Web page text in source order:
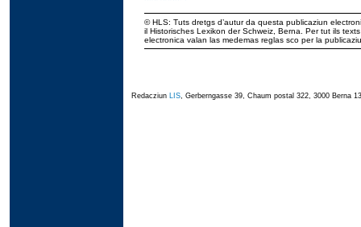
© HLS: Tuts dretgs d’autur da questa publicaziun
il Historisches Lexikon der Schweiz, Berna. Per tut ils
electronica valan las medemas reglas sco per la
Redacziun LIS, Gerberngasse 39, Chaum postal 322, 3000 Berna